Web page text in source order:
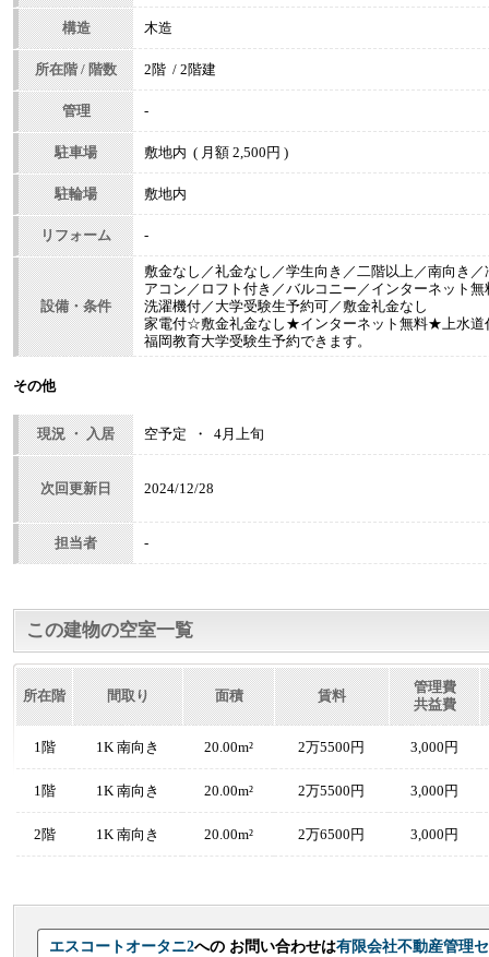
構造 木造
所在階 / 階数 2階 / 2階建
管理 -
駐車場 敷地内 ( 月額 2,500円 )
駐輪場 敷地内
リフォーム -
設備・条件
敷金なし／礼金なし／学生向き／二階以上／南向き
アコン／ロフト付き／バルコニー／インターネット
洗濯機付／大学受験生予約可／敷金礼金なし
家電付☆敷金礼金なし★インターネット無料★上水道
福岡教育大学受験生予約できます。
その他
現況 ・ 入居 空予定 ・ 4月上旬
次回更新日 2024/12/28
担当者 -
この建物の空室一覧
所在階 間取り 面積 賃料
管理費
共益費
1階 1K 南向き 20.00m² 2万5500円 3,000円
1階 1K 南向き 20.00m² 2万5500円 3,000円
2階 1K 南向き 20.00m² 2万6500円 3,000円
エスコートオータニ2への お問い合わせは有限会社不動産